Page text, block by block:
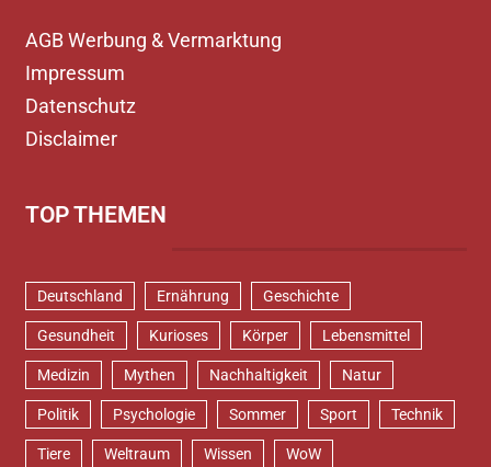
AGB Werbung & Vermarktung
Impressum
Datenschutz
Disclaimer
TOP THEMEN
Deutschland Ernährung Geschichte
Gesundheit Kurioses Körper Lebensmittel
Medizin Mythen Nachhaltigkeit Natur
Politik Psychologie Sommer Sport Technik
Tiere Weltraum Wissen WoW